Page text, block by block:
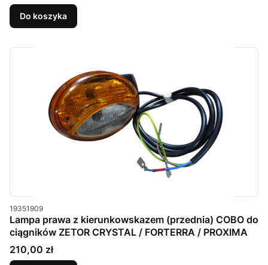
Do koszyka
Kod produktu
19351909
Lampa prawa z kierunkowskazem (przednia) COBO do
ciągników ZETOR CRYSTAL / FORTERRA / PROXIMA
Cena
210,00 zł